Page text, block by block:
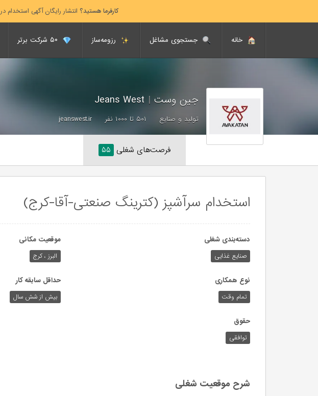
کارفرما هستید؟ انتشار رایگان آگهی استخدام در ۲۵ استان و ۲۶ دسته‌بندی شغلی
خانه جستجوی مشاغل رزومه‌ساز
جین وست|
تولید و صنایع ۵۰۱ تا ۱۰۰۰ نفر jeanswest.ir
فرصت‌های شغلی ۵۵
استخدام سرآشپز (کترینگ صنعتی-آقا-کرج)
دسته‌بندی شغلی
صنایع غذایی
موقعیت مکانی
البرز ، کرج
نوع همکاری
تمام وقت
حداقل سابقه کار
بیش از شش سال
حقوق
توافقی
شرح موقعیت شغلی